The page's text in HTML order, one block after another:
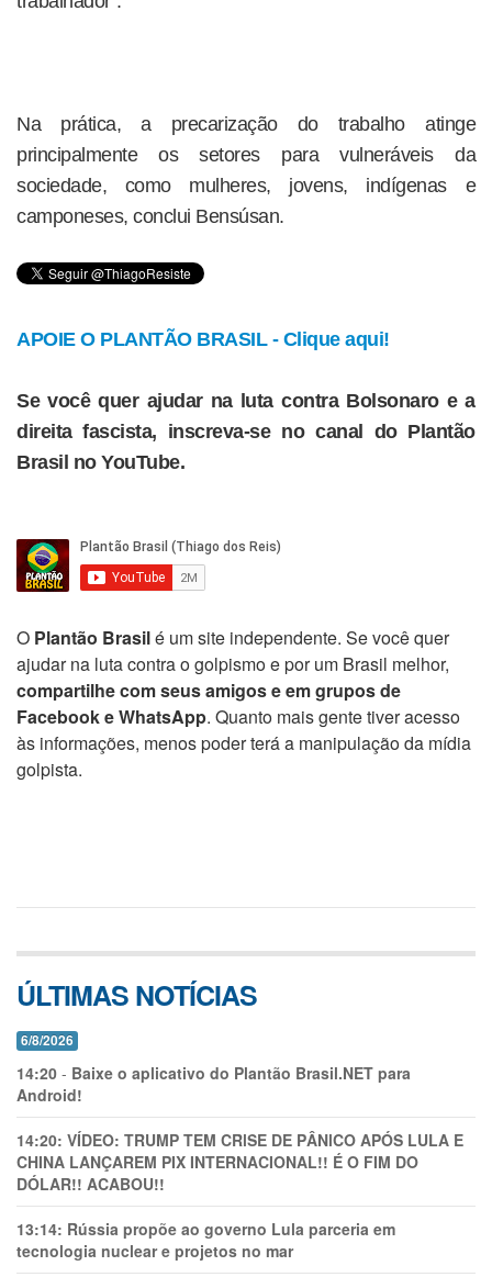
Na prática, a precarização do trabalho atinge
principalmente os setores para vulneráveis da
sociedade, como mulheres, jovens, indígenas e
camponeses, conclui Bensúsan.
APOIE O PLANTÃO BRASIL - Clique aqui!
Se você quer ajudar na luta contra Bolsonaro e a
direita fascista, inscreva-se no canal do Plantão
Brasil no YouTube.
O Plantão Brasilé um site independente. Se você quer
ajudar na luta contra o golpismo e por um Brasil melhor,
compartilhe com seus amigos e em grupos de
Facebook e WhatsApp. Quanto mais gente tiver acesso
às informações, menos poder terá a manipulação da mídia
golpista.
ÚLTIMAS NOTÍCIAS
6/8/2026
14:20 - Baixe o aplicativo do Plantão Brasil.NET para
Android!
14:20: VÍDEO: TRUMP TEM CRlSE DE PÂNlCO APÓS LULA E
CHINA LANÇAREM PIX INTERNACIONAL!! É O FIM DO
DÓLAR!! ACABOU!!
13:14: Rússia propõe ao governo Lula parceria em
tecnologia nuclear e projetos no mar